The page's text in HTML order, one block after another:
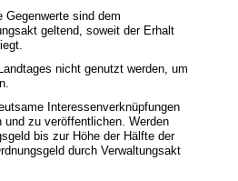
Gegenwerte sind dem
geltend, soweit der Erhalt
nicht genutzt werden, um
Interessenverknüpfungen
und zu veröffentlichen. Werden
bis zur Höhe der Hälfte der
durch Verwaltungsakt